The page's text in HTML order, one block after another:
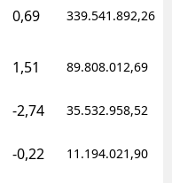
0,69 339.541.892,26
1,51 89.808.012,69
-2,74 35.532.958,52
-0,22 11.194.021,90